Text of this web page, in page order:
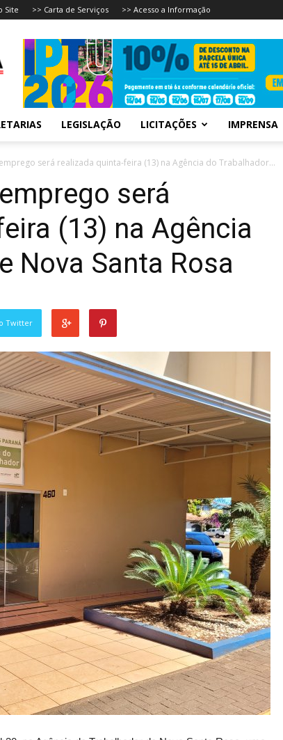
Site >> Carta de Serviços >> Acesso a Informação
LEGISLAÇÃO LICITAÇÕES IMPRENSA
será realizada quinta-feira (13) na Agência do Trabalhador...
será
(13) na Agência
Nova Santa Rosa
Twitter